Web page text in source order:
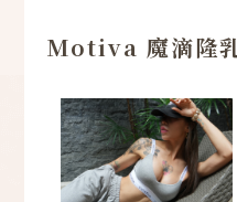
Motiva 魔滴隆